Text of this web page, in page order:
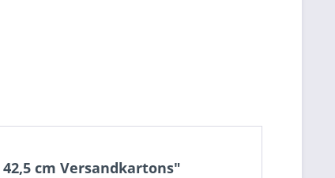
cm Versandkartons"